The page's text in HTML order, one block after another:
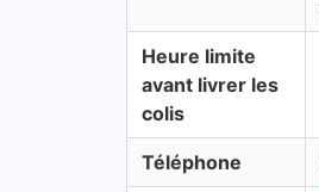
Heure limite
avant livrer les
colis
Téléphone